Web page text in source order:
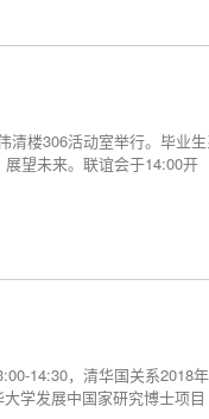
清楼306活动室举行。毕业
望未来。联谊会于14:00开
14:30，清华国关系2018
学发展中国家研究博士项目